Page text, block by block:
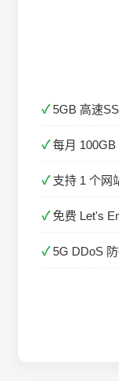
5GB 高速
每月 100GB
支持 1 个网
免费 Let's
5G DDoS